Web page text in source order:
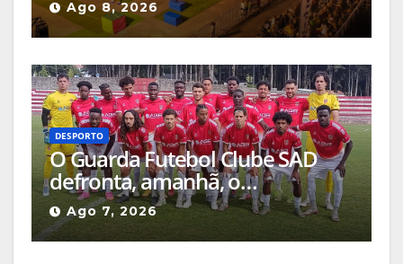
Ago 8, 2026
DESPORTO
O Guarda Futebol Clube SAD
defronta, amanhã, o
Sertanense, num jogo a contar
para a Supertaça da Beira
Interior
Ago 7, 2026